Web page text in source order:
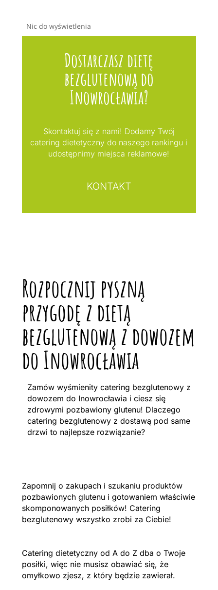
Nic do wyświetlenia
Dostarczasz dietę
bezglutenową do
Inowrocławia?
Skontaktuj się z nami! Dodamy Twój
catering dietetyczny do naszego rankingu i
udostępnimy miejsca reklamowe!
KONTAKT
Rozpocznij pyszną
przygodę z dietą
bezglutenową z dowozem
do Inowrocławia
Zamów wyśmienity catering bezglutenowy z
dowozem do Inowrocławia i ciesz się
zdrowymi pozbawiony glutenu! Dlaczego
catering bezglutenowy z dostawą pod same
drzwi to najlepsze rozwiązanie?
Zapomnij o zakupach i szukaniu produktów
pozbawionych glutenu i gotowaniem właściwie
skomponowanych posiłków! Catering
bezglutenowy wszystko zrobi za Ciebie!
Catering dietetyczny od A do Z dba o Twoje
posiłki, więc nie musisz obawiać się, że
omyłkowo zjesz, z który będzie zawierał.